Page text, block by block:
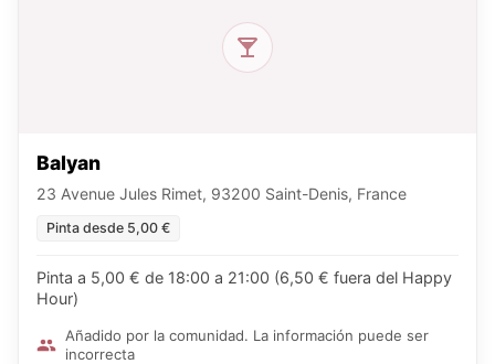
Balyan
23 Avenue Jules Rimet, 93200 Saint-Denis, France
Pinta desde 5,00 €
Pinta a 5,00 € de 18:00 a 21:00 (6,50 € fuera del Happy
Hour)
Añadido por la comunidad. La información puede ser
incorrecta